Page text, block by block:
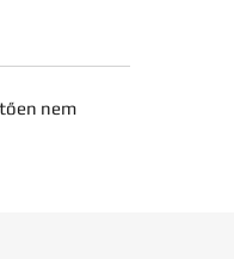
nem